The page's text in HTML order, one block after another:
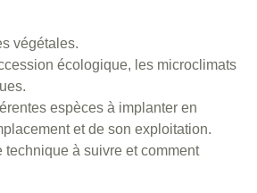
végétales.
écologique, les microclimats
espèces à implanter en
et de son exploitation.
technique à suivre et comment